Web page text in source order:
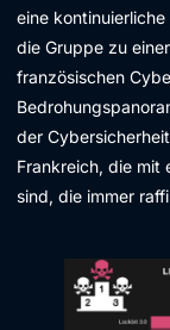
eine
die Gruppe zu
französischen
der
Frankreich, die mit
sind, die immer